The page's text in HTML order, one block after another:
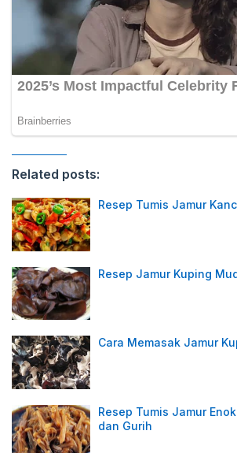
Related posts:
Resep Tumis Jamur
Resep Jamur Kuping
Cara Memasak Jamur
Resep Tumis Jamur
dan Gurih